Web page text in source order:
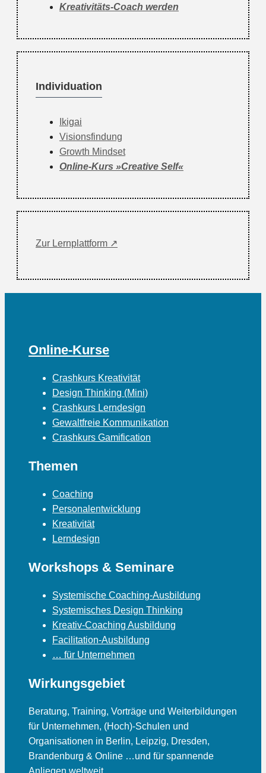
Kreativitäts-Coach werden
Individuation
Ikigai
Visionsfindung
Growth Mindset
Online-Kurs »Creative Self«
Zur Lernplattform ↗
Online-Kurse
Crashkurs Kreativität
Design Thinking (Mini)
Crashkurs Lerndesign
Gewaltfreie Kommunikation
Crashkurs Gamification
Themen
Coaching
Personalentwicklung
Kreativität
Lerndesign
Workshops & Seminare
Systemische Coaching-Ausbildung
Systemisches Design Thinking
Kreativ-Coaching Ausbildung
Facilitation-Ausbildung
… für Unternehmen
Wirkungsgebiet
Beratung, Training, Vorträge und Weiterbildungen
für Unternehmen, (Hoch)-Schulen und
Organisationen in Berlin, Leipzig, Dresden,
Brandenburg & Online …und für spannende
Anliegen weltweit.